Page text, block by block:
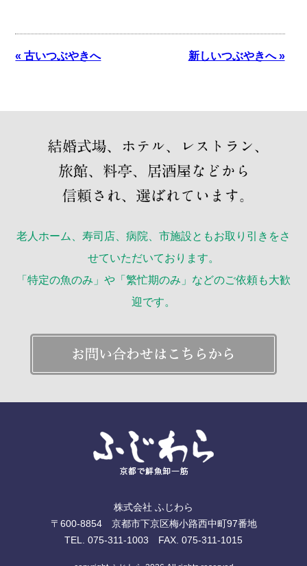
新しいつぶやきへ »
« 古いつぶやきへ
老人ホーム、寿司店、病院、市施設ともお取り引きをさ
せていただいております。
「特定の魚のみ」や「繁忙期のみ」などのご依頼も大歓
迎です。
株式会社 ふじわら
〒600-8854 京都市下京区梅小路西中町97番地
TEL. 075-311-1003 FAX. 075-311-1015